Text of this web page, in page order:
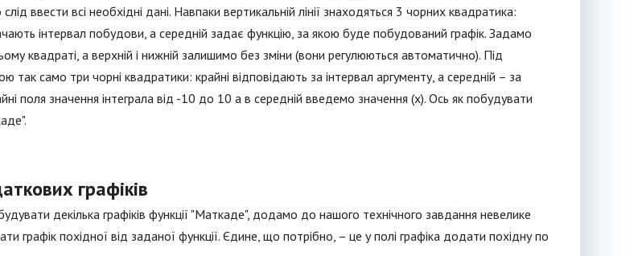
ввести всі необхідні дані. Навпаки вертикальній лінії знаходяться 3 чорних квадратика:
інтервал побудови, а середній задає функцію, за якою буде побудований графік. Задамо
квадраті, а верхній і нижній залишимо без зміни (вони регулюються автоматично). Під
так само три чорні квадратики: крайні відповідають за інтервал аргументу, а середній – за
поля значення інтеграла від -10 до 10 а в середній введемо значення (х). Ось як побудувати
графіків
декілька графіків функції "Маткаде", додамо до нашого технічного завдання невелике
графік похідної від заданої функції. Єдине, що потрібно, – це у полі графіка додати похідну по